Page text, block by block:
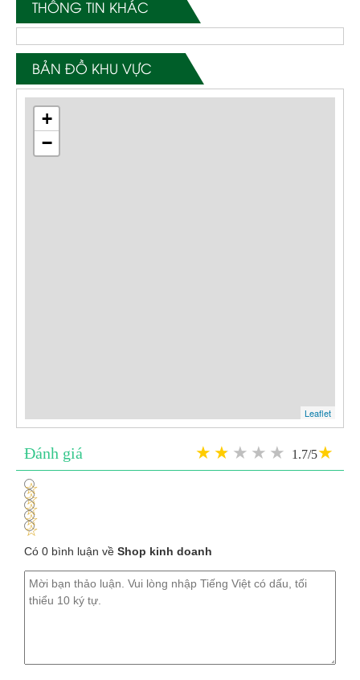
THÔNG TIN KHÁC
BẢN ĐỒ KHU VỰC
+
−
Leaflet
Đánh giá 1.7/5
1
2
3
4
5
Có 0 bình luận về Shop kinh doanh